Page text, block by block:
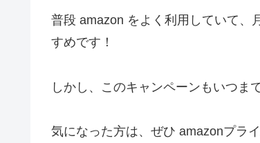
普段 amazon をよく利用していて、
すめです！
しかし、このキャンペーンもいつま
気になった方は、ぜひ amazonプラ